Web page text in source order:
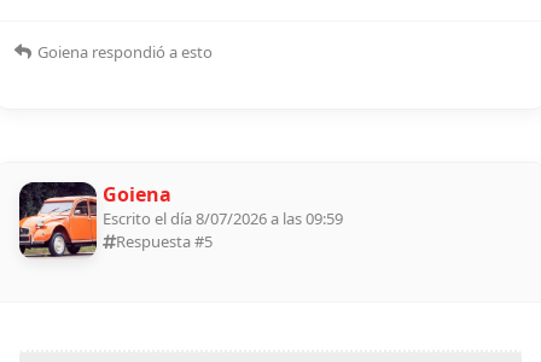
Goiena respondió a esto
Goiena
Escrito el día 8/07/2026 a las 09:59
Respuesta #5